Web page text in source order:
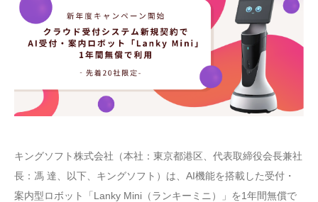
キングソフト株式会社（本社：東京都港区、代表取締役会長兼社
長：馮 達、以下、キングソフト）は、AI機能を搭載した受付・
案内型ロボット「Lanky Mini（ランキーミニ）」を1年間無償で